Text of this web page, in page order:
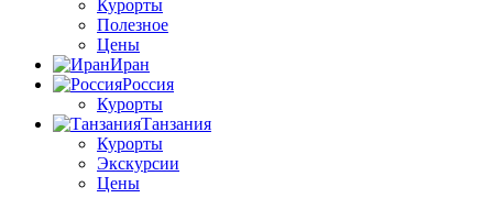
Курорты
Полезное
Цены
Иран
Россия
Курорты
Танзания
Курорты
Экскурсии
Цены